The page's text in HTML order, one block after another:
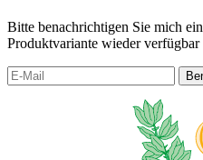
Bitte benachrichtigen Sie mich
Produktvariante wieder verfügbar